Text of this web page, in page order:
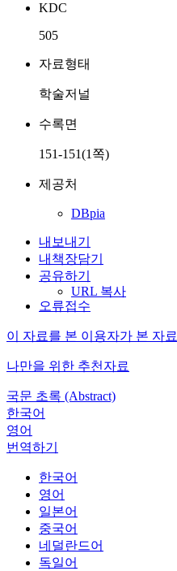
KDC
505
자료형태
학술저널
수록면
151-151(1쪽)
제공처
DBpia
내보내기
내책장담기
공유하기
URL 복사
오류접수
이 자료를 본 이용자가 본 자료
나만을 위한 추천자료
국문 초록 (Abstract)
한국어
영어
번역하기
한국어
영어
일본어
중국어
네덜란드어
독일어